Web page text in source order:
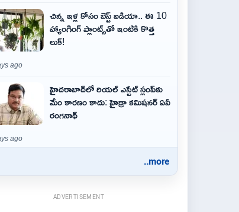
చిన్న ఇళ్ల కోసం బెస్ట్ ఐడియా.. ఈ 10
హ్యాంగింగ్ ప్లాంట్స్‌తో ఇంటికి కొత్త
లుక్!
ago
హైదరాబాద్‌లో రియల్ ఎస్టేట్ స్లంప్‌కు
మేం కారణం కాదు: హైడ్రా కమిషనర్ ఏవీ
రంగనాథ్
ago
..more
ADVERTISEMENT